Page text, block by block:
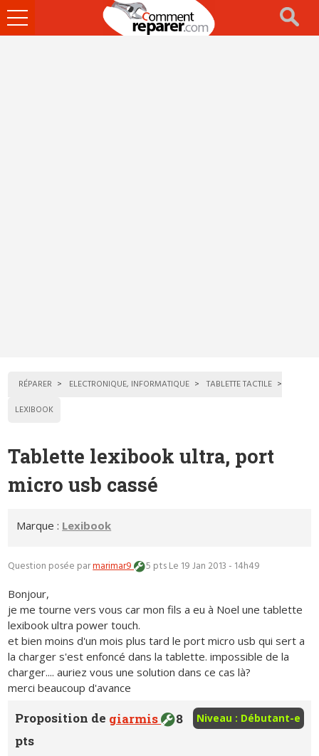
Ouvrir
le
RÉPARER ELECTRONIQUE, INFORMATIQUE
TABLETTE TACTILE
LEXIBOOK
Tablette lexibook ultra, port
micro usb cassé
Marque : Lexibook
Question posée parmarimar9 5 ptsLe 19 Jan 2013 - 14h49
Bonjour,
je me tourne vers vous car mon fils a eu à Noel une tablette
lexibook ultra power touch.
et bien moins d'un mois plus tard le port micro usb qui sert a
la charger s'est enfoncé dans la tablette. impossible de la
charger.... auriez vous une solution dans ce cas là?
merci beaucoup d'avance
Niveau : Débutant-e
Proposition de giarmis
8
pts